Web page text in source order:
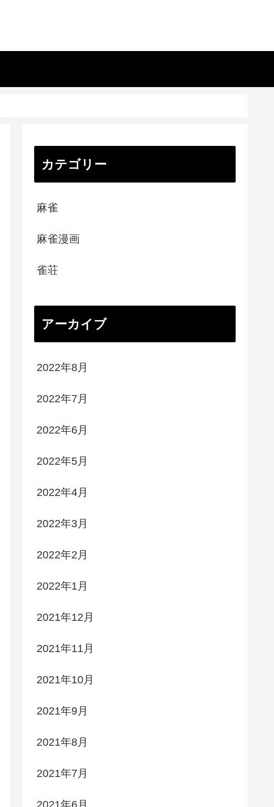
カテゴリー
麻雀
麻雀漫画
雀荘
アーカイブ
2022年8月
2022年7月
2022年6月
2022年5月
2022年4月
2022年3月
2022年2月
2022年1月
2021年12月
2021年11月
2021年10月
2021年9月
2021年8月
2021年7月
2021年6月